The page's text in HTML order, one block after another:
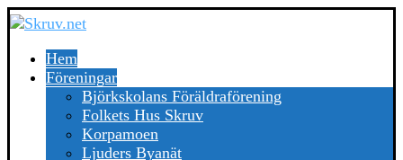
Hem
Föreningar
Björkskolans Föräldraförening
Folkets Hus Skruv
Korpamoen
Ljuders Byanät